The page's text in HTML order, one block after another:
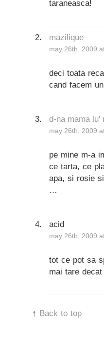
taraneasca!
mazilique
may 26th, 2009
deci toata
cand facem
d-na mama lu'
may 26th, 2009
pe mine m-a
ce tarta, ce
apa, si rosie
…
acid
may 26th, 2009
tot ce pot sa
mai tare
↑ Back to top